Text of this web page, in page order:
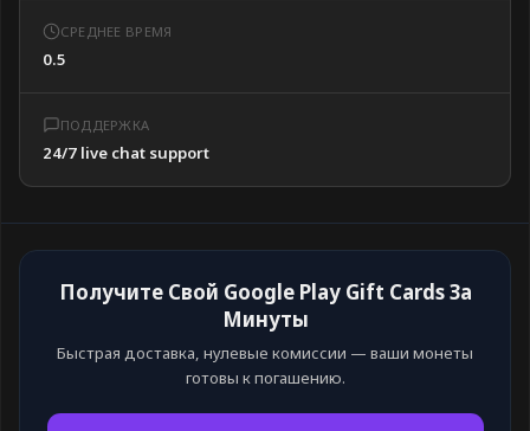
СРЕДНЕЕ ВРЕМЯ
0.5
ПОДДЕРЖКА
24/7 live chat support
Получите Свой Google Play Gift Cards За
Минуты
Быстрая доставка, нулевые комиссии — ваши монеты
готовы к погашению.